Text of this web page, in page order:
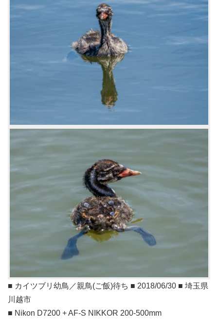
■ カイツブリ幼鳥／親鳥(ご飯)待ち ■ 2018/06/30 ■ 埼玉県
川越市
■ Nikon D7200 + AF-S NIKKOR 200-500mm